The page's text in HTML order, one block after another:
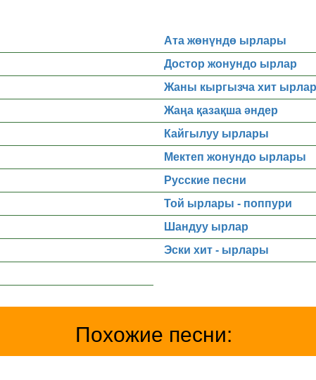
Ата жөнүндө ырлары
Достор жонундо ырлар
Жаны кыргызча хит ырлар
Жаңа қазақша әндер
Кайгылуу ырлары
Мектеп жонундо ырлары
Русские песни
Той ырлары - поппури
Шандуу ырлар
Эски хит - ырлары
Похожие песни: